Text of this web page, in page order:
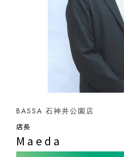
BASSA 石神井公園店
店長
Maeda